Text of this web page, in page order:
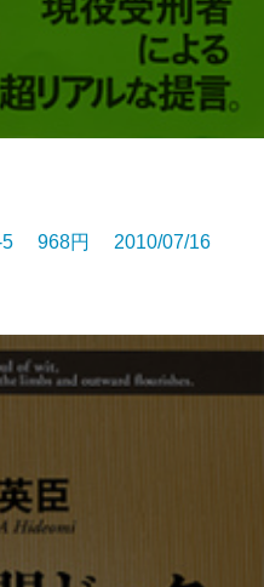
5 968円 2010/07/16